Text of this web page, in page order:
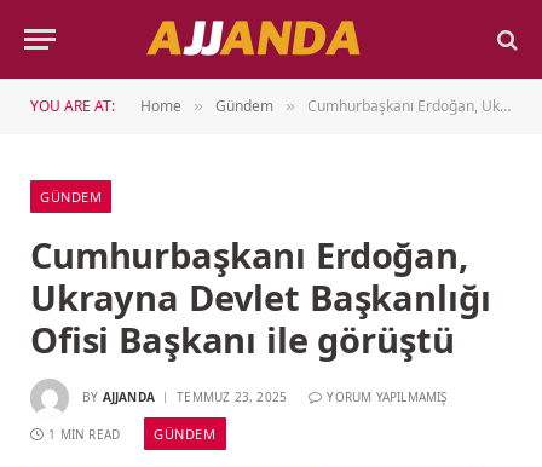
YOU ARE AT: Home » Gündem » Cumhurbaşkanı Erdoğan, Ukrayna Devlet Başkanlığı Ofisi Başkanı ile görüştü
GÜNDEM
Cumhurbaşkanı Erdoğan,
Ukrayna Devlet Başkanlığı
Ofisi Başkanı ile görüştü
BY AJJANDA TEMMUZ 23, 2025 YORUM YAPILMAMIŞ
1 MIN READ GÜNDEM